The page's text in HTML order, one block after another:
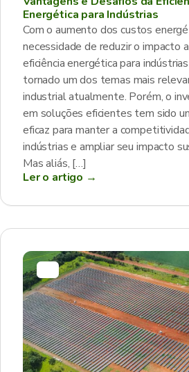
Energética para Indústrias
Com o aumento dos custos
necessidade de reduzir o impacto
eficiência energética para
tornado um dos temas mais
industrial atualmente. Porém, o
em soluções eficientes tem sido
eficaz para manter a
indústrias e ampliar seu impacto
Mas aliás, […]
Ler o artigo →